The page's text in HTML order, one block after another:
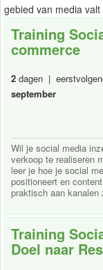
gebied van media
Training
commerce
2 dagen |
september
Wil je social media
verkoop te realiseren
leer je hoe je social
positioneert en
praktisch aan
Training
Doel naar